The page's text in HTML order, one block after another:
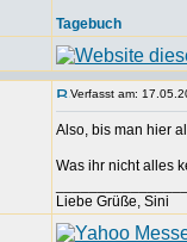
Tagebuch
Verfasst am:
Also, bis man hier
Was ihr nicht alles
Liebe Grüße, Sini